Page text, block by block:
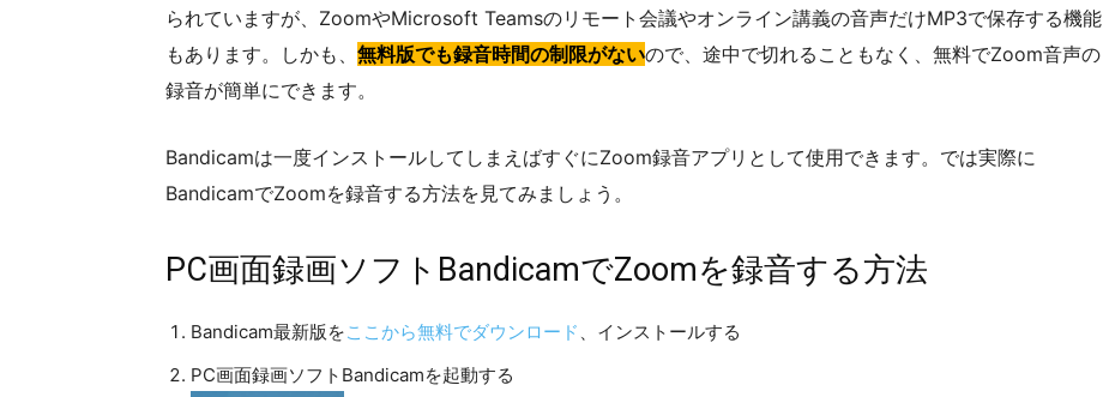
られていますが、ZoomやMicrosoft Teamsのリモート会議やオンライン講義の音声だけMP3で保存する機能
もあります。しかも、 無料版でも録音時間の制限がないので、途中で切れることもなく、無料でZoom音声の
録音が簡単にできます。
Bandicamは一度インストールしてしまえばすぐにZoom録音アプリとして使用できます。では実際に
BandicamでZoomを録音する方法を見てみましょう。
PC画面録画ソフトBandicamでZoomを録音する方法
Bandicam最新版をここから無料でダウンロード 、インストールする
PC画面録画ソフトBandicamを起動する